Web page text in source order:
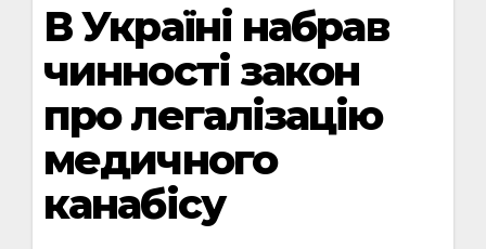
В Україні набрав
чинності закон
про легалізацію
медичного
канабісу